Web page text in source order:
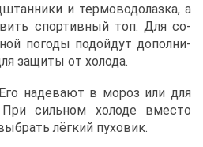
и тер­мо­во­до­лаз­ка, а
спор­тив­ный топ. Для со­
по­го­ды по­дой­дут до­пол­ни­
за­щи­ты от хо­ло­да.
на­де­ва­ют в мо­роз или для
При силь­ном хо­ло­де вме­сто
лёг­кий пу­хо­вик.